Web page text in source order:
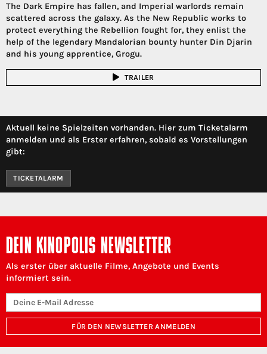
The Dark Empire has fallen, and Imperial warlords remain
scattered across the galaxy. As the New Republic works to
protect everything the Rebellion fought for, they enlist the
help of the legendary Mandalorian bounty hunter Din Djarin
and his young apprentice, Grogu.
TRAILER
Aktuell keine Spielzeiten vorhanden. Hier zum Ticketalarm
anmelden und als Erster erfahren, sobald es Vorstellungen
gibt:
TICKETALARM
DEIN KINOPOLIS NEWSLETTER
Als erster über aktuelle Filme, Angebote und Events
informiert sein.
FÜR DEN NEWSLETTER ANMELDEN